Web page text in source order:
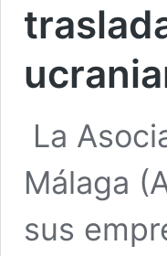
La
Málaga
sus